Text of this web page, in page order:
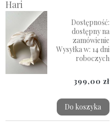
Hari
Dostępność:
dostępny na
zamówienie
Wysyłka w: 14 dni
roboczych
399,00 zł
Do koszyka